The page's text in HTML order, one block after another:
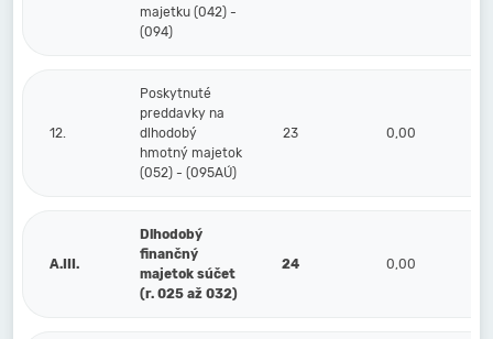
majetku (042) -
(094)
12.
Poskytnuté
preddavky na
dlhodobý
hmotný majetok
(052) - (095AÚ)
23 0,00
A.III.
Dlhodobý
finančný
majetok súčet
(r. 025 až 032)
24 0,00